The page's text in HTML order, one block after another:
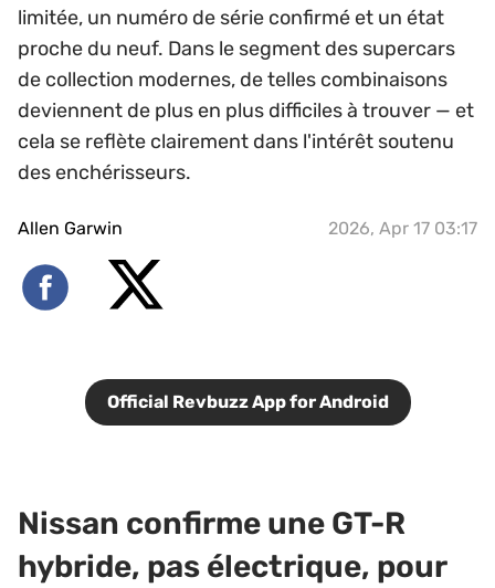
limitée, un numéro de série confirmé et un état
proche du neuf. Dans le segment des supercars
de collection modernes, de telles combinaisons
deviennent de plus en plus difficiles à trouver — et
cela se reflète clairement dans l'intérêt soutenu
des enchérisseurs.
Allen Garwin 2026, Apr 17 03:17
Official Revbuzz App for Android
Nissan confirme une GT-R
hybride, pas électrique, pour